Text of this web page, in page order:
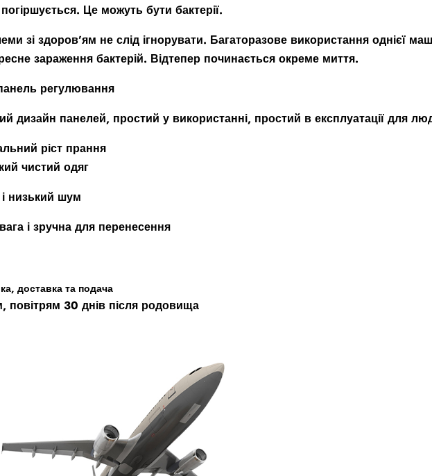
Це можуть бути бактерії.
зі здоров’ям не слід ігнорувати. Багаторазове використання однієї
зараження бактерій. Відтепер починається окреме миття.
регулювання
дизайн панелей, простий у використанні, простий в експлуатації для
ріст прання
чистий одяг
низький шум
і зручна для перенесення
доставка та подача
повітрям 30 днів після родовища